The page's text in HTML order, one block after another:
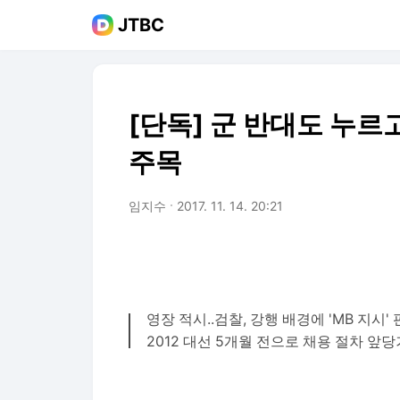
JTBC
[단독] 군 반대도 누르
주목
임지수 2017. 11. 14. 20:21
영장 적시..검찰, 강행 배경에 'MB 지시'
2012 대선 5개월 전으로 채용 절차 앞당